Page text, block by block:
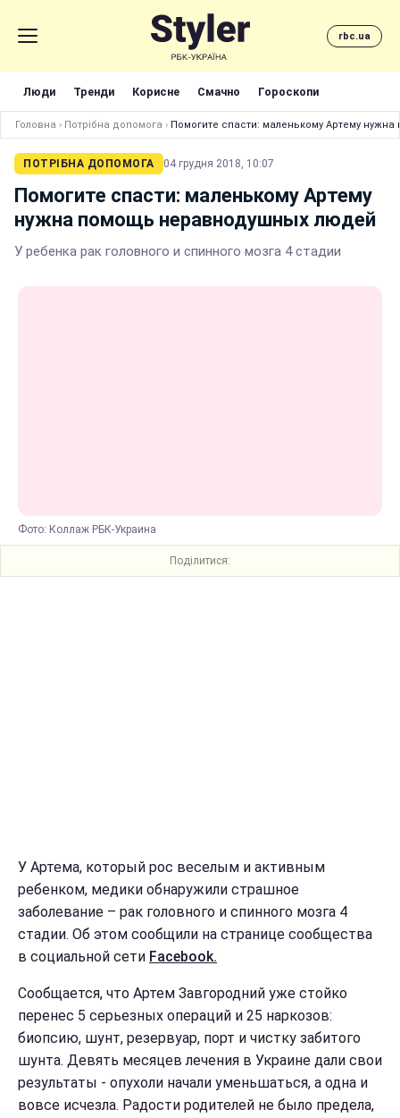
rbc.ua
Люди Тренди Корисне Смачно Гороскопи
Головна › Потрібна допомога › Помогите спасти: маленькому Артему
ПОТРІБНА ДОПОМОГА 04 грудня 2018, 10:07
Помогите спасти: маленькому Артему
нужна помощь неравнодушных людей
У ребенка рак головного и спинного мозга 4 стадии
Фото: Коллаж РБК-Украина
Поділитися:
У Артема, который рос веселым и активным
ребенком, медики обнаружили страшное
заболевание – рак головного и спинного мозга 4
стадии. Об этом сообщили на странице сообщества
в социальной сети Facebook.
Сообщается, что Артем Завгородний уже стойко
перенес 5 серьезных операций и 25 наркозов:
биопсию, шунт, резервуар, порт и чистку забитого
шунта. Девять месяцев лечения в Украине дали свои
результаты - опухоли начали уменьшаться, а одна и
вовсе исчезла. Радости родителей не было предела,